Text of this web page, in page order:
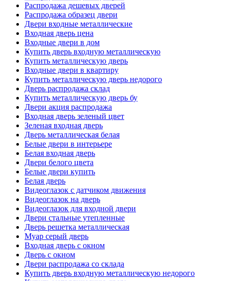
Распродажа дешевых дверей
Распродажа образец двери
Двери входные металлические
Входная дверь цена
Входные двери в дом
Купить дверь входную металлическую
Купить металлическую дверь
Входные двери в квартиру
Купить металлическую дверь недорого
Дверь распродажа склад
Купить металлическую дверь бу
Двери акция распродажа
Входная дверь зеленый цвет
Зеленая входная дверь
Дверь металлическая белая
Белые двери в интерьере
Белая входная дверь
Двери белого цвета
Белые двери купить
Белая дверь
Видеоглазок с датчиком движения
Видеоглазок на дверь
Видеоглазок для входной двери
Двери стальные утепленные
Дверь решетка металлическая
Муар серый дверь
Входная дверь с окном
Дверь с окном
Двери распродажа со склада
Купить дверь входную металлическую недорого